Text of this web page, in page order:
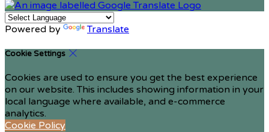
Powered by Translate
Cookie Settings
Cookies are used to ensure you get the best experience
on our website. This includes showing information in your
local language where available, and e-commerce
analytics.
Cookie Policy